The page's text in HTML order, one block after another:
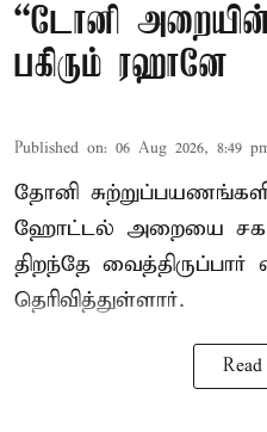
“டோனி அறையின்
பகிரும் ரஹானே
Published on: 06 Aug 2026, 8:49
தோனி
ஹோட்டல் அறையை சக
திறந்தே
தெரிவித்துள்ளார்.